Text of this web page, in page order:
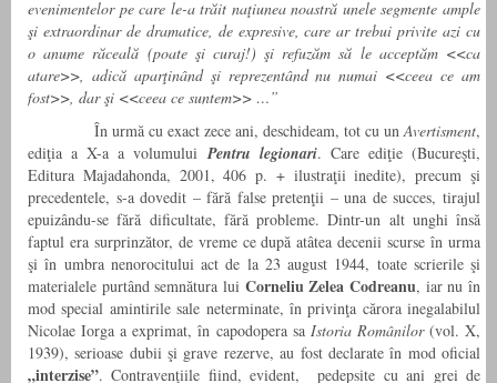
evenimentelor pe care le-a trăit naţiunea noastră unele segmente ample
şi extraordinar de dramatice, de expresive, care ar trebui privite azi cu
o anume răceală (poate şi curaj!) şi refuzăm să le acceptăm <<ca
atare>>, adică aparţinând şi reprezentând nu numai <<ceea ce am
fost>>, dar şi <<ceea ce suntem>> …”
În urmă cu exact zece ani, deschideam, tot cu unAvertisment,
ediţia a X-a a volumuluiPentru legionari. Care ediţie (Bucureşti,
Editura Majadahonda, 2001, 406 p. + ilustraţii inedite), precum şi
precedentele, s-a dovedit – fără false pretenţii – una de succes, tirajul
epuizându-se fără dificultate, fără probleme. Dintr-un alt unghi însă
faptul era surprinzător, de vreme ce după atâtea decenii scurse în urma
şi în umbra nenorocitului act de la 23 august 1944, toate scrierile şi
materialele purtând semnătura lui Corneliu Zelea Codreanu, iar nu în
mod special amintirile sale neterminate, în privinţa cărora inegalabilul
Nicolae Iorga a exprimat, în capodopera sa Istoria Românilor(vol. X,
1939), serioase dubii şi grave rezerve, au fost declarate în mod oficial
„interzise”. Contravenţiile fiind, evident, pedepsite cu ani grei de